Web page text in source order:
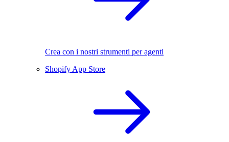
Crea con i nostri strumenti per agenti
Shopify App Store